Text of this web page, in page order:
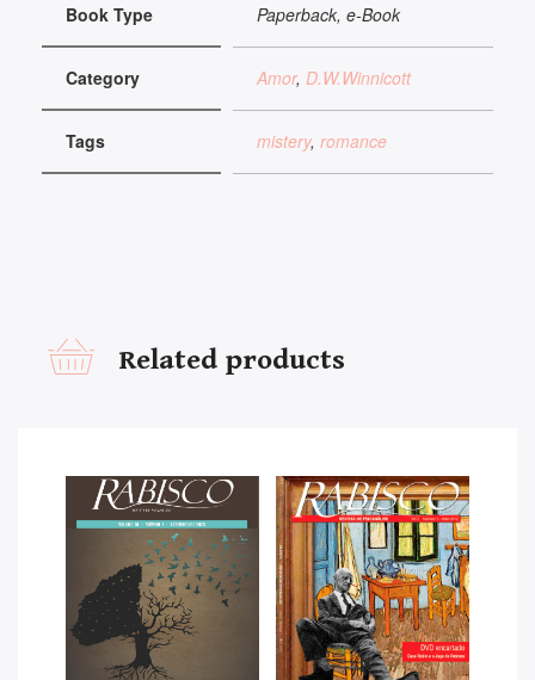
Book Type Paperback, e-Book
Category Amor, D.W.Winnicott
Tags mistery, romance
Related products